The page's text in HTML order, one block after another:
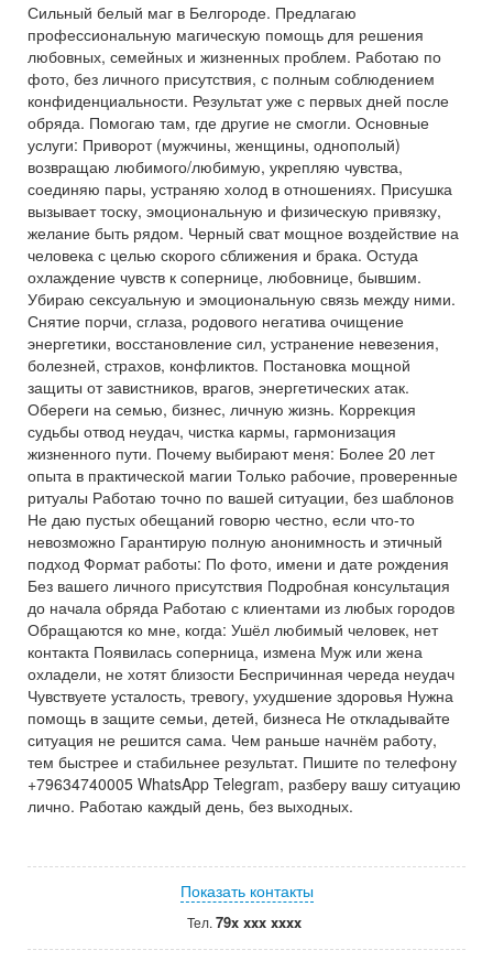
Сильный белый маг в Белгороде. Предлагаю
профессиональную магическую помощь для решения
любовных, семейных и жизненных проблем. Работаю по
фото, без личного присутствия, с полным соблюдением
конфиденциальности. Результат уже с первых дней после
обряда. Помогаю там, где другие не смогли. Основные
услуги: Приворот (мужчины, женщины, однополый)
возвращаю любимого/любимую, укрепляю чувства,
соединяю пары, устраняю холод в отношениях. Присушка
вызывает тоску, эмоциональную и физическую привязку,
желание быть рядом. Черный сват мощное воздействие на
человека с целью скорого сближения и брака. Остуда
охлаждение чувств к сопернице, любовнице, бывшим.
Убираю сексуальную и эмоциональную связь между ними.
Снятие порчи, сглаза, родового негатива очищение
энергетики, восстановление сил, устранение невезения,
болезней, страхов, конфликтов. Постановка мощной
защиты от завистников, врагов, энергетических атак.
Обереги на семью, бизнес, личную жизнь. Коррекция
судьбы отвод неудач, чистка кармы, гармонизация
жизненного пути. Почему выбирают меня: Более 20 лет
опыта в практической магии Только рабочие, проверенные
ритуалы Работаю точно по вашей ситуации, без шаблонов
Не даю пустых обещаний говорю честно, если что-то
невозможно Гарантирую полную анонимность и этичный
подход Формат работы: По фото, имени и дате рождения
Без вашего личного присутствия Подробная консультация
до начала обряда Работаю с клиентами из любых городов
Обращаются ко мне, когда: Ушёл любимый человек, нет
контакта Появилась соперница, измена Муж или жена
охладели, не хотят близости Беспричинная череда неудач
Чувствуете усталость, тревогу, ухудшение здоровья Нужна
помощь в защите семьи, детей, бизнеса Не откладывайте
ситуация не решится сама. Чем раньше начнём работу,
тем быстрее и стабильнее результат. Пишите по телефону
+79634740005 WhatsApp Telegram, разберу вашу ситуацию
лично. Работаю каждый день, без выходных.
Показать контакты
Тел. 79x xxx xxxx